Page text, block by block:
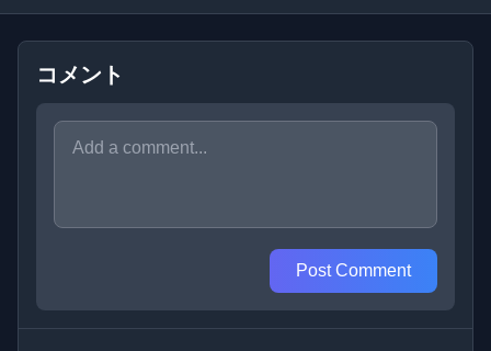
コメント
Post Comment